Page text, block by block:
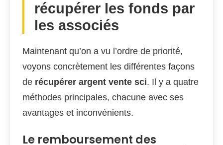
récupérer les fonds par
les associés
Maintenant qu’on a vu l’ordre de priorité,
voyons concrètement les différentes façons
de récupérer argent vente sci. Il y a quatre
méthodes principales, chacune avec ses
avantages et inconvénients.
Le remboursement des